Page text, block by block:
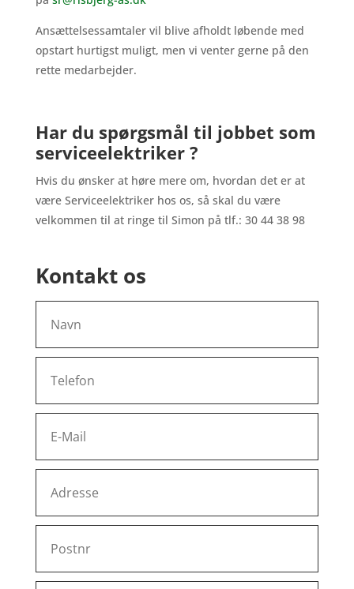
Ansættelsessamtaler vil blive afholdt løbende med
opstart hurtigst muligt, men vi venter gerne på den
rette medarbejder.
Har du spørgsmål til jobbet som
serviceelektriker ?
Hvis du ønsker at høre mere om, hvordan det er at
være Serviceelektriker hos os, så skal du være
velkommen til at ringe til Simon på tlf.: 30 44 38 98
Kontakt os